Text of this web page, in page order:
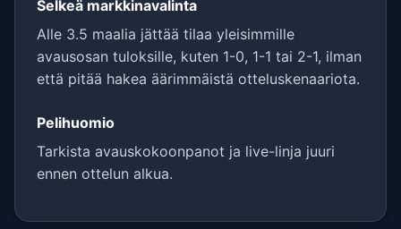
Selkeä markkinavalinta
Alle 3.5 maalia jättää tilaa yleisimmille
avausosan tuloksille, kuten 1-0, 1-1 tai 2-1, ilman
että pitää hakea äärimmäistä otteluskenaariota.
Pelihuomio
Tarkista avauskokoonpanot ja live-linja juuri
ennen ottelun alkua.